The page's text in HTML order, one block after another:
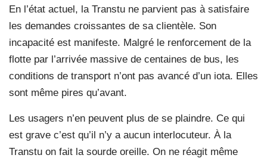
En l’état actuel, la Transtu ne parvient pas à satisfaire
les demandes croissantes de sa clientèle. Son
incapacité est manifeste. Malgré le renforcement de la
flotte par l’arrivée massive de centaines de bus, les
conditions de transport n’ont pas avancé d’un iota. Elles
sont même pires qu’avant.
Les usagers n’en peuvent plus de se plaindre. Ce qui
est grave c’est qu’il n’y a aucun interlocuteur. À la
Transtu on fait la sourde oreille. On ne réagit même